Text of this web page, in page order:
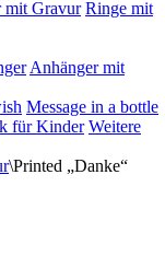
mit Gravur Ringe mit
Anhänger mit
Message in a bottle
für Kinder Weitere
\Printed „Danke“